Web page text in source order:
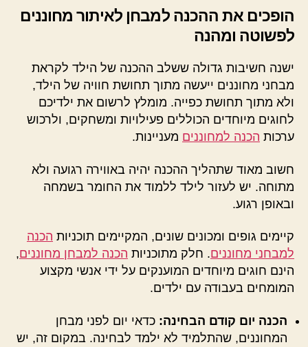
הופכים את ההכנה למבחן לאיתור מחוננים
לפשוטה ומהנה
ישנה חשיבות גדולה ששלב ההכנה של הילד לקראת
מבחני מחוננים ייעשה מתוך תחושת חוויה של הילד,
ולא מתוך תחושת כפייה. מומלץ לרשום את ילדיכם
לחוגים מיוחדים הכוללים פעילויות ומשחקים, ולרכוש
ערכות הכנה למחוננים מעניינות.
חשוב מאוד שתהליך ההכנה יהיה באווירה רגועה ולא
מתוחה. יש לעזור לילד ללמוד את החומר בשמחה
ובאופן רגוע.
קיימים גופים ומכונים שונים, המקיימים תוכניות הכנה
למבחני מחוננים. חלק מתוכניות הכנה למבחן מחוננים,
הינם חוגים מיוחדים המוענקים על ידי אנשי מקצוע
המומחים בעבודה עם ילדים.
הכנה יום קודם הבחינה: כדאי יום לפני מבחן
המחוננים, שהתלמיד לא ילמד לבחינה. במקום זה, יש